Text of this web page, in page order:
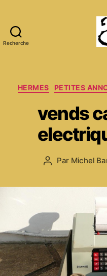
Recherche
HERMES PETITES
vends
Auteur
Par Michel